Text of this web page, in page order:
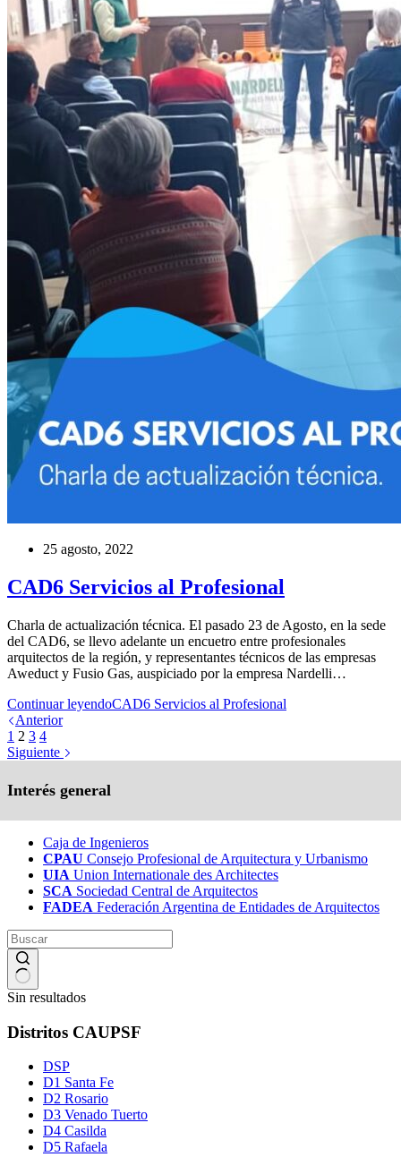
25 agosto, 2022
CAD6 Servicios al Profesional
Charla de actualización técnica. El pasado 23 de Agosto, en la sede
del CAD6, se llevo adelante un encuetro entre profesionales
arquitectos de la región, y representantes técnicos de las empresas
Aweduct y Fusio Gas, auspiciado por la empresa Nardelli…
Continuar leyendoCAD6 Servicios al Profesional
Anterior
1 2 3 4
Siguiente
Interés general
Caja de Ingenieros
CPAU Consejo Profesional de Arquitectura y Urbanismo
UIA Union Internationale des Architectes
SCA Sociedad Central de Arquitectos
FADEA Federación Argentina de Entidades de Arquitectos
Sin resultados
Distritos CAUPSF
DSP
D1 Santa Fe
D2 Rosario
D3 Venado Tuerto
D4 Casilda
D5 Rafaela